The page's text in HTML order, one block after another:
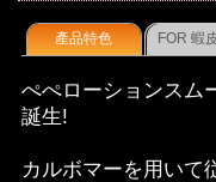
產品特色 FOR 蝦
ぺぺローションスム
誕生!
カルボマーを用いて